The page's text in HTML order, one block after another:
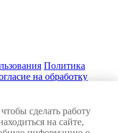
сделать работу
на сайте,
Политика
на обработку